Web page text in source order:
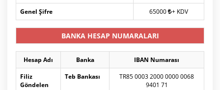
Genel Şifre
65000 + KDV
BANKA HESAP NUMARALARI
Hesap Adı Banka
IBAN Numarası
Filiz
Göndelen
Teb Bankası
TR85 0003 2000 0000 0068
9401 71